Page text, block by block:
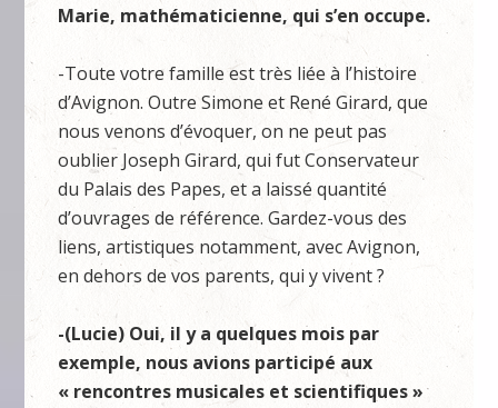
Marie, mathématicienne, qui s’en occupe.
-Toute votre famille est très liée à l’histoire
d’Avignon. Outre Simone et René Girard, que
nous venons d’évoquer, on ne peut pas
oublier Joseph Girard, qui fut Conservateur
du Palais des Papes, et a laissé quantité
d’ouvrages de référence. Gardez-vous des
liens, artistiques notamment, avec Avignon,
en dehors de vos parents, qui y vivent ?
-(Lucie) Oui, il y a quelques mois par
exemple, nous avions participé aux
« rencontres musicales et scientifiques »